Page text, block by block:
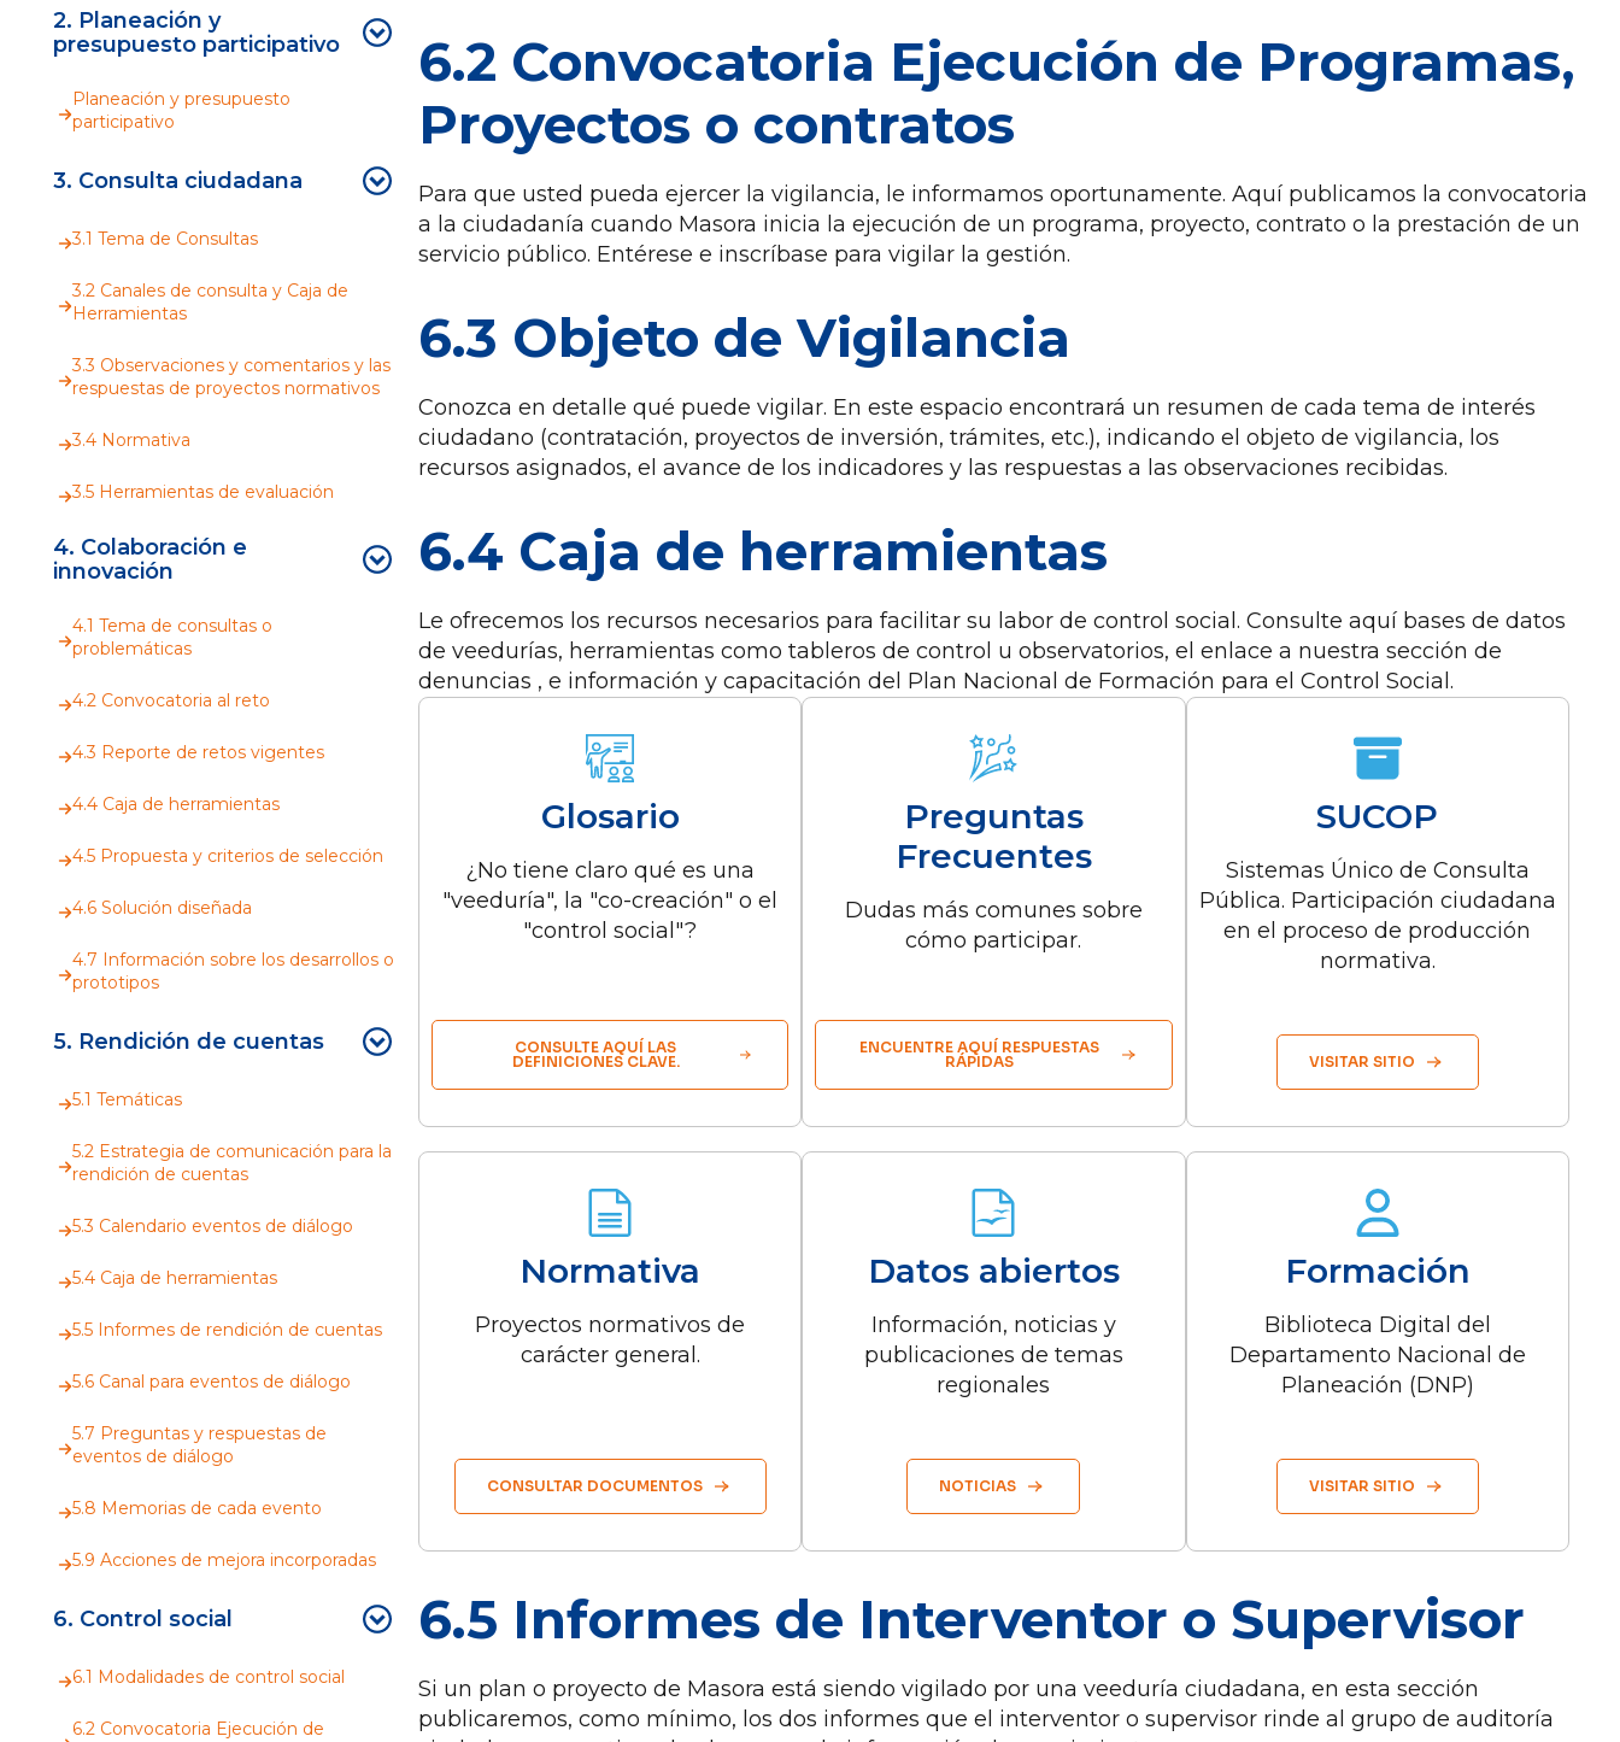
2. Planeación y
presupuesto participativo
Planeación y presupuesto
participativo
3. Consulta ciudadana
3.1 Tema de Consultas
3.2 Canales de consulta y Caja de
Herramientas
3.3 Observaciones y comentarios y las
respuestas de proyectos normativos
3.4 Normativa
3.5 Herramientas de evaluación
4. Colaboración e
innovación
4.1 Tema de consultas o
problemáticas
4.2 Convocatoria al reto
4.3 Reporte de retos vigentes
4.4 Caja de herramientas
4.5 Propuesta y criterios de selección
4.6 Solución diseñada
4.7 Información sobre los desarrollos o
prototipos
5. Rendición de cuentas
5.1 Temáticas
5.2 Estrategia de comunicación para la
rendición de cuentas
5.3 Calendario eventos de diálogo
5.4 Caja de herramientas
5.5 Informes de rendición de cuentas
5.6 Canal para eventos de diálogo
5.7 Preguntas y respuestas de
eventos de diálogo
5.8 Memorias de cada evento
5.9 Acciones de mejora incorporadas
6. Control social
6.1 Modalidades de control social
6.2 Convocatoria Ejecución de
6.2 Convocatoria Ejecución de Programas,
Proyectos o contratos
Para que usted pueda ejercer la vigilancia, le informamos oportunamente. Aquí publicamos la convocatoria
a la ciudadanía cuando Masora inicia la ejecución de un programa, proyecto, contrato o la prestación de un
servicio público. Entérese e inscríbase para vigilar la gestión.
6.3 Objeto de Vigilancia
Conozca en detalle qué puede vigilar. En este espacio encontrará un resumen de cada tema de interés
ciudadano (contratación, proyectos de inversión, trámites, etc.), indicando el objeto de vigilancia, los
recursos asignados, el avance de los indicadores y las respuestas a las observaciones recibidas.
6.4 Caja de herramientas
Le ofrecemos los recursos necesarios para facilitar su labor de control social. Consulte aquí bases de datos
de veedurías, herramientas como tableros de control u observatorios, el enlace a nuestra sección de
denuncias , e información y capacitación del Plan Nacional de Formación para el Control Social.
Glosario
¿No tiene claro qué es una
"veeduría", la "co-creación" o el
"control social"?
CONSULTE AQUÍ LAS
DEFINICIONES CLAVE.
Preguntas
Frecuentes
Dudas más comunes sobre
cómo participar.
ENCUENTRE AQUÍ RESPUESTAS
RÁPIDAS
SUCOP
Sistemas Único de Consulta
Pública. Participación ciudadana
en el proceso de producción
normativa.
VISITAR SITIO
Normativa
Proyectos normativos de
carácter general.
CONSULTAR DOCUMENTOS
Datos abiertos
Información, noticias y
publicaciones de temas
regionales
NOTICIAS
Formación
Biblioteca Digital del
Departamento Nacional de
Planeación (DNP)
VISITAR SITIO
6.5 Informes de Interventor o Supervisor
Si un plan o proyecto de Masora está siendo vigilado por una veeduría ciudadana, en esta sección
publicaremos, como mínimo, los dos informes que el interventor o supervisor rinde al grupo de auditoría